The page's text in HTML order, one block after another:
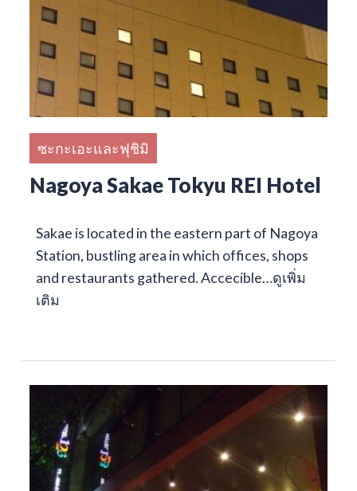
ซะกะเอะและฟุชิมิ
Nagoya Sakae Tokyu REI Hotel
Sakae is located in the eastern part of Nagoya
Station, bustling area in which offices, shops
and restaurants gathered. Accecible…ดูเพิ่ม
เติม